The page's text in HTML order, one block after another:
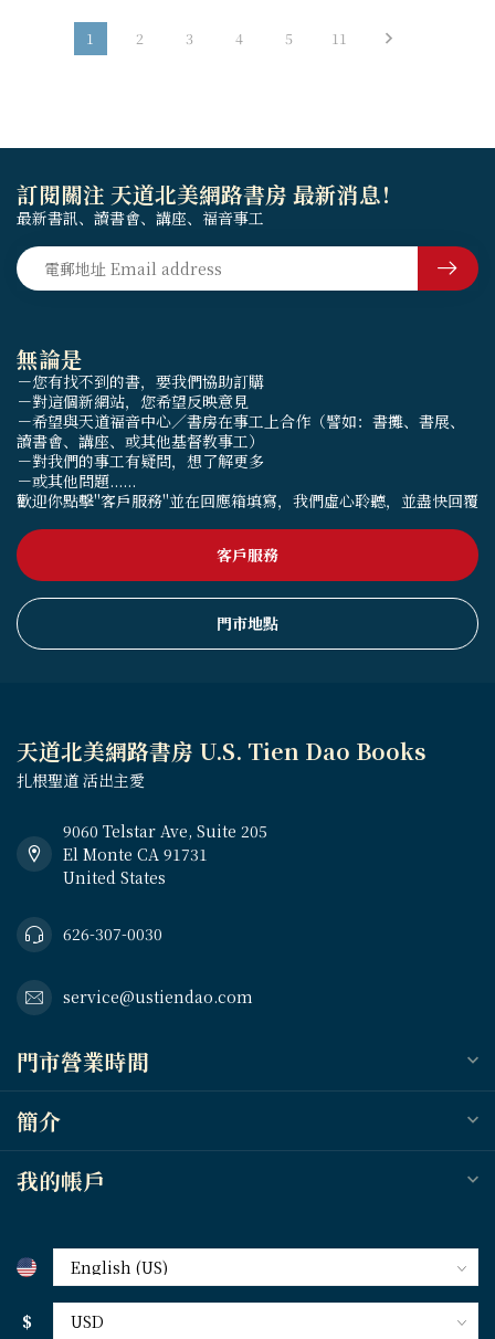
1 2 3 4 5 11
無論是
－您有找不到的書，要我們協助訂購
－對這個新網站，您希望反映意見
－希望與天道福音中心／書房在事工上合作（譬如：書攤、書展、
讀書會、講座、或其他基督教事工）
－對我們的事工有疑問，想了解更多
－或其他問題......
歡迎你點擊"客戶服務"並在回應箱填寫，我們虛心聆聽，並盡快回覆
客戶服務
門市地點
訂閱關注 天道北美網路書房 最新消息！
最新書訊、讀書會、講座、福音事工
天道北美網路書房 U.S. Tien Dao Books
扎根聖道 活出主愛
9060 Telstar Ave, Suite 205
El Monte CA 91731
United States
626-307-0030
service@ustiendao.com
門市營業時間
簡介
我的帳戶
$